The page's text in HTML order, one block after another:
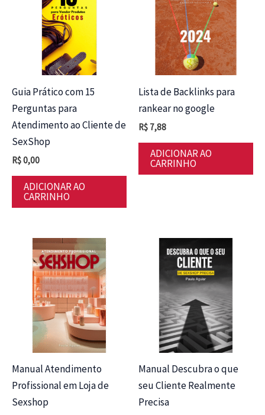
Guia Prático com 15
Perguntas para
Atendimento ao Cliente de
SexShop
R$0,00
ADICIONAR AO
CARRINHO
Lista de Backlinks para
rankear no google
R$ 7,88
ADICIONAR AO
CARRINHO
Manual Atendimento
Profissional em Loja de
Sexshop
Manual Descubra o que
seu Cliente Realmente
Precisa